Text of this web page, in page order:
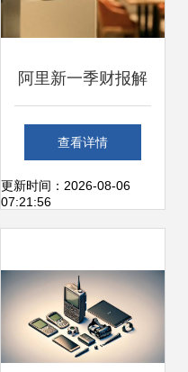
阿里新一季财报解
读 口碑饿了么营收
飙升137%，个人
长新契机
查看详情
更新时间：2026-08-06
07:21:56